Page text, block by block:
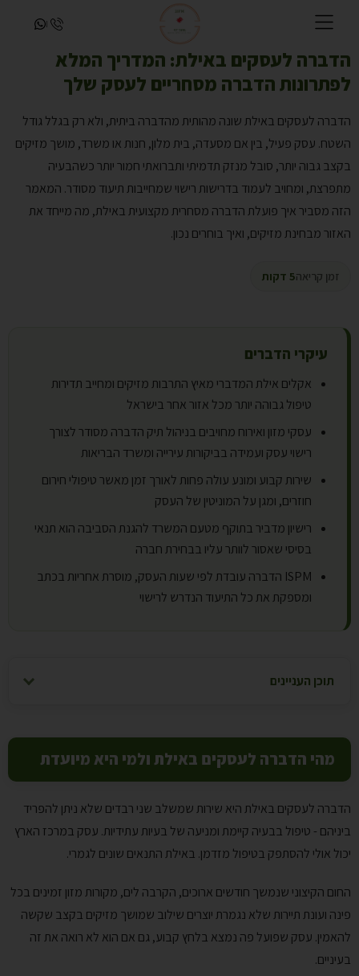
הדברה לעסקים באילת: המדריך המלא
לפתרונות הדברה מסחריים לעסק שלך
הדברה לעסקים באילת שונה מהותית מהדברה ביתית, ולא רק בגלל גודל
השטח. עסק פעיל, בין אם מסעדה, בית מלון, חנות או משרד, מושך מזיקים
בקצב גבוה יותר, סובל מנזק תדמיתי ותברואתי חמור יותר כשהבעיה
מתפרצת, ומחויב לעמוד בדרישות רישוי שמחייבות תיעוד מסודר. המאמר
הזה מסביר איך פועלת הדברה מסחרית מקצועית באילת, מה מייחד את
האזור מבחינת מזיקים, ואיך בוחרים נכון.
זמן קריאה5 דקות
עיקרי הדברים
אקלים אילת המדברי מאיץ התרבות מזיקים ומחייב תדירות
טיפול גבוהה יותר מכל אזור אחר בישראל
עסקי מזון ואירוח מחויבים בניהול תיק הדברה מסודר לצורך
רישוי עסק ועמידה בביקורות עירייה ומשרד הבריאות
שירות קבוע ומונע עולה פחות לאורך זמן מאשר טיפולי חירום
חוזרים, ומגן על המוניטין של העסק
רישיון מדביר בתוקף מטעם המשרד להגנת הסביבה הוא תנאי
בסיסי שאסור לוותר עליו בבחירת חברה
ISPM הדברה עובדת לפי שעות העסק, מוסרת אחריות בכתב
ומספקת את כל התיעוד הנדרש לרישוי
תוכן העניינים
מהי הדברה לעסקים באילת ולמי היא מיועדת
הדברה לעסקים באילת היא שירות שמשלב שני רבדים שלא ניתן להפריד
ביניהם - טיפול בבעיה קיימת ומניעה של בעיות עתידיות. עסק במרכז הארץ
יכול אולי להסתפק בטיפול מזדמן. באילת התנאים שונים לגמרי.
החום הקיצוני שנמשך חודשים ארוכים, הקרבה לים, מקורות מזון זמינים בכל
פינה ועונת תיירות שלא נגמרת יוצרים שילוב שמושך מזיקים בקצב שקשה
להאמין. עסק שפועל פה נמצא בלחץ קבוע, גם אם הוא לא רואה את זה
בעיניים.